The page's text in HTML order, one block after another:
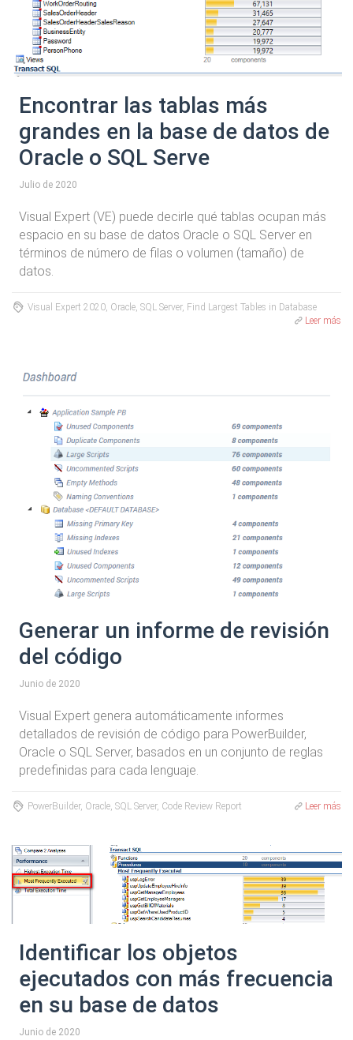
Encontrar las tablas más
grandes en la base de datos de
Oracle o SQL Serve
Julio de 2020
Visual Expert (VE) puede decirle qué tablas ocupan más
espacio en su base de datos Oracle o SQL Server en
términos de número de filas o volumen (tamaño) de
datos.
Visual Expert 2020, Oracle, SQL Server, Find Largest Tables in Database
Leer más
Generar un informe de revisión
del código
Junio de 2020
Visual Expert genera automáticamente informes
detallados de revisión de código para PowerBuilder,
Oracle o SQL Server, basados en un conjunto de reglas
predefinidas para cada lenguaje.
PowerBuilder, Oracle, SQL Server, Code Review Report Leer más
Identificar los objetos
ejecutados con más frecuencia
en su base de datos
Junio de 2020